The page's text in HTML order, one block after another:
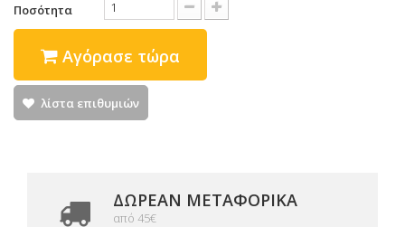
Ποσότητα
Αγόρασε τώρα
λίστα επιθυμιών
ΔΩΡΕΑΝ ΜΕΤΑΦΟΡΙΚΆ
από 45€